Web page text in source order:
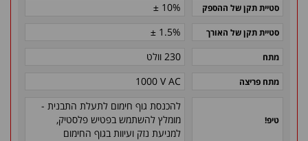
סטיית תקן של ההספק ± 10%
סטיית תקן של האורך ± 1.5%
מתח 230 וולט
מתח פריצה 1000 V AC
טיפ!
להכנסת גוף חימום לתעלת התבנית -
מומלץ להשתמש בפטיש פלסטיק,
למניעת נזק ועיוות בגוף החימום